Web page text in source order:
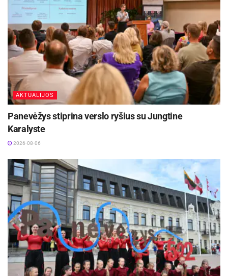
Lietuvos ir Estijos ryšius, abipusį siekį plėtoti
bendradarbiavimą įvairiose srityse. Tokie
susitikimai stiprina institucijų dialogą, skatina
naujas partnerystes ir kuria pagrindą bendriems
ateities projektams.
Šaltinis: Panevėžio miesto savivaldybė
AKTUALIJOS
Panevėžys stiprina verslo ryšius su Jungtine
Karalyste
2026-08-06